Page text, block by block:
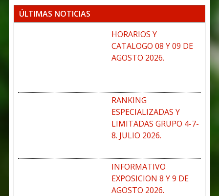
ÚLTIMAS NOTICIAS
HORARIOS Y
CATALOGO 08 Y 09 DE
AGOSTO 2026.
RANKING
ESPECIALIZADAS Y
LIMITADAS GRUPO 4-7-
8. JULIO 2026.
INFORMATIVO
EXPOSICION 8 Y 9 DE
AGOSTO 2026.